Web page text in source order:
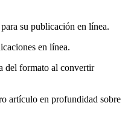
su publicación en línea.
en línea.
del formato al convertir
artículo en profundidad sobre